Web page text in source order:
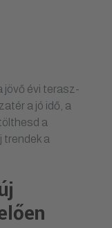
jövő évi terasz-
a jó idő, a
a
trendek a